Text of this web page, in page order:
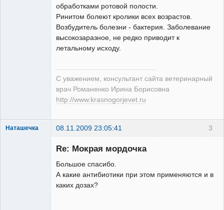
обработками ротовой полости.
Ринитом болеют кролики всех возрастов.
Возбудитель болезни - бактерия. Заболевание
высокозаразное, не редко приводит к
летальному исходу.
С уважением, консультант сайта ветеринарный
врач Романенко Ирина Борисовна
http://www.krasnogorjevet.ru
3
Наташечка 08.11.2009 23:05:41
Зарегистрированный
Re: Мокрая мордочка
Большое спасибо.
А какие антибиотики при этом применяются и в
каких дозах?